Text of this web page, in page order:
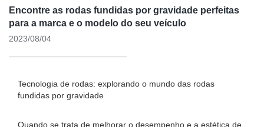
Encontre as rodas fundidas por gravidade perfeitas
para a marca e o modelo do seu veículo
2023/08/04
Tecnologia de rodas: explorando o mundo das rodas
fundidas por gravidade
Quando se trata de melhorar o desempenho e a estética de